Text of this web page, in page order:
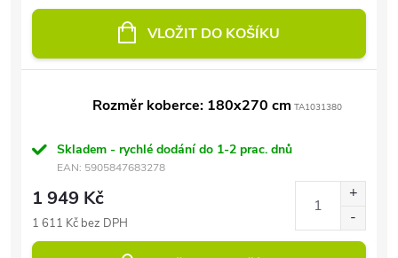
VLOŽIT DO KOŠÍKU
Rozměr koberce: 180x270 cm TA1031380
Skladem - rychlé dodání do 1-2 prac. dnů
EAN: 5905847683278
1 949 Kč
1 611 Kč bez DPH